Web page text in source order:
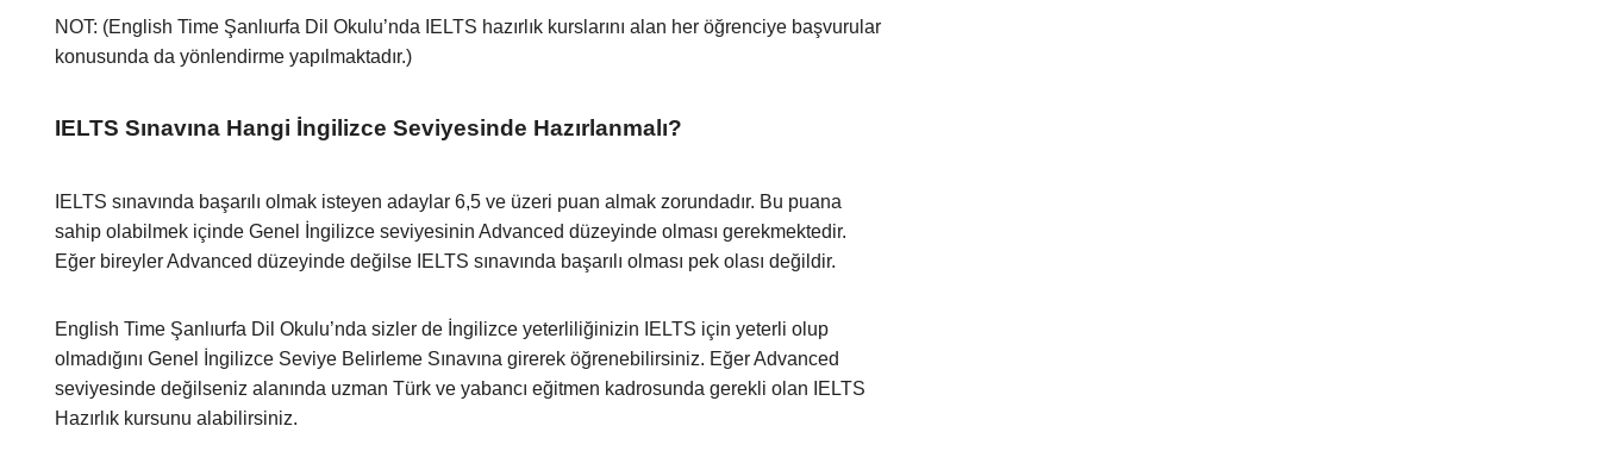
NOT: (English Time Şanlıurfa Dil Okulu’nda IELTS hazırlık kurslarını alan her öğrenciye başvurular
konusunda da yönlendirme yapılmaktadır.)
IELTS Sınavına Hangi İngilizce Seviyesinde Hazırlanmalı?
IELTS sınavında başarılı olmak isteyen adaylar 6,5 ve üzeri puan almak zorundadır. Bu puana
sahip olabilmek içinde Genel İngilizce seviyesinin Advanced düzeyinde olması gerekmektedir.
Eğer bireyler Advanced düzeyinde değilse IELTS sınavında başarılı olması pek olası değildir.
English Time Şanlıurfa Dil Okulu’nda sizler de İngilizce yeterliliğinizin IELTS için yeterli olup
olmadığını Genel İngilizce Seviye Belirleme Sınavına girerek öğrenebilirsiniz. Eğer Advanced
seviyesinde değilseniz alanında uzman Türk ve yabancı eğitmen kadrosunda gerekli olan IELTS
Hazırlık kursunu alabilirsiniz.